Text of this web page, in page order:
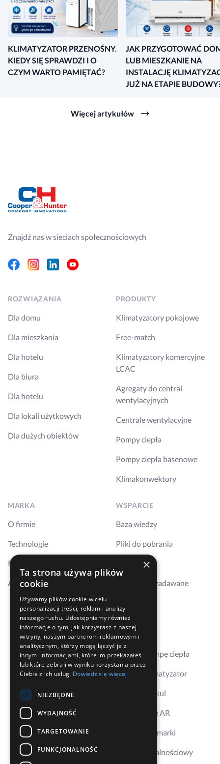
KLIMATYZATOR PRZENOŚNY.
KIEDY SIĘ SPRAWDZI I O
CZYM WARTO PAMIĘTAĆ?
JAK PRZYGOTOWAĆ
LUB MIESZKANIE NA
INSTALACJĘ
JUŻ NA ETAPIE
Więcej artykułów
Znajdź nas w sieciach społecznościowych
FacebookInstagramLinkedinYoutube
ROZWIĄZANIA
Dla domu
Dla mieszkania
Dla hotelu
Dla biura
Dla hotelu
Dla lokali użytkowych
Dla dużych obiektów
PRODUKTY
Klimatyzatory pokojowe
Free-match
Klimatyzatory komercyjne
LCAC
Agregaty do central
wentylacyjnych
Centrale wentylacyjne
Pompy ciepła
Pompy ciepła basenowe
Klimakonwektory
MARKA
O firmie
Technologie
Realizacje
Aktualności
WSPARCIE
Baza wiedzy
Pliki do pobrania
Szkolenia
Najczęściej zadawane
Kontakt
Gdzie kupić
Dobierz pompę ciepła
Dobierz klimatyzator
Aplikacja Erkul
Wizualizacje AR
Ambasador marki
Program lojalnościowy
×
Ta strona używa plików
cookie
Używamy plików cookie w celu
personalizacji treści, reklam i analizy
naszego ruchu. Udostępniamy również
informacje o tym, jak korzystasz z naszej
witryny, naszym partnerom reklamowym i
analitycznym, którzy mogą łączyć je z
innymi informacjami, które im przekazałeś
lub które zebrali w wyniku korzystania przez
Ciebie z ich usług. Dowiedz się więcej
NIEZBĘDNE
WYDAJNOŚĆ
TARGETOWANIE
FUNKCJONALNOŚĆ